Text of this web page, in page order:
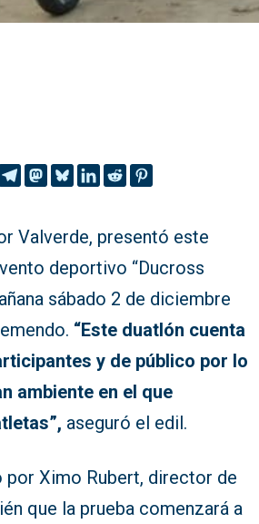
Valverde, presentó este
deportivo “Ducross
sábado 2 de diciembre
“Este duatlón cuenta
y de público por lo
ambiente en el que
aseguró el edil.
Ximo Rubert, director de
que la prueba comenzará a